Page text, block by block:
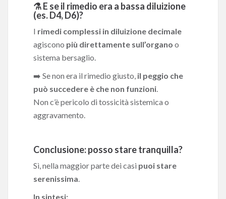
⚗️ E se il rimedio era a bassa diluizione
(es. D4, D6)?
I rimedi complessi in diluizione decimale
agiscono più direttamente sull’organo o
sistema bersaglio.
➡️ Se non era il rimedio giusto, il peggio che
può succedere è che non funzioni.
Non c’è pericolo di tossicità sistemica o
aggravamento.
Conclusione: posso stare tranquilla?
Sì, nella maggior parte dei casi puoi stare
serenissima.
In sintesi: